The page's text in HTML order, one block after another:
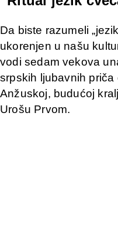
Da biste razumeli
ukorenjen u našu
vodi sedam vekova
srpskih ljubavnih
Anžuskoj, budućoj
Urošu Prvom.